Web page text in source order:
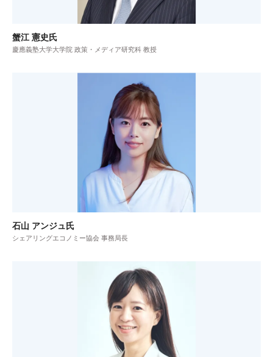
蟹江 憲史氏
慶應義塾大学大学院 政策・メディア研究科 教授
石山 アンジュ氏
シェアリングエコノミー協会 事務局長